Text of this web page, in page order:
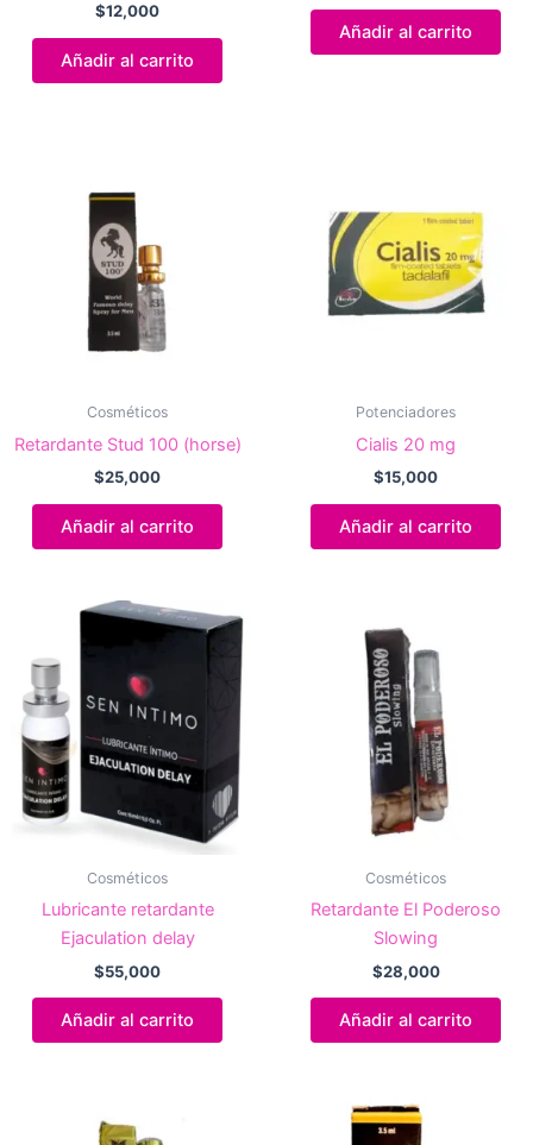
$12,000
Añadir al carrito
Añadir al carrito
Cosméticos
Retardante Stud 100 (horse)
$25,000
Añadir al carrito
Potenciadores
Cialis 20 mg
$15,000
Añadir al carrito
Cosméticos
Lubricante retardante
Ejaculation delay
$55,000
Añadir al carrito
Cosméticos
Retardante El Poderoso
Slowing
$28,000
Añadir al carrito